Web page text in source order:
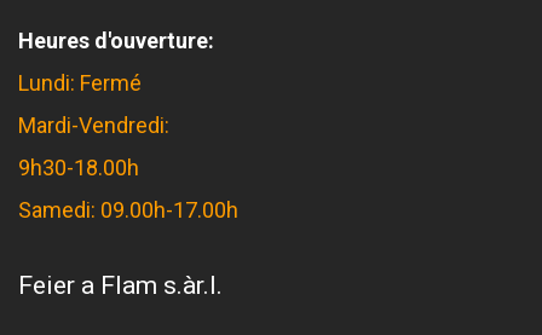
Heures d'ouverture:
Lundi: Fermé
Mardi-Vendredi:
9h30-18.00h
Samedi: 09.00h-17.00h
Feier a Flam s.àr.l.